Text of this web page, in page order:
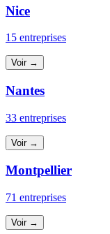
Nice
15 entreprises
Voir →
Nantes
33 entreprises
Voir →
Montpellier
71 entreprises
Voir →